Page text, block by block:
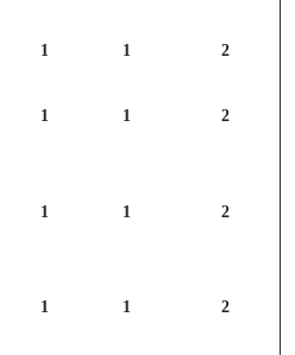
1 1 2
1 1 2
1 1 2
1 1 2